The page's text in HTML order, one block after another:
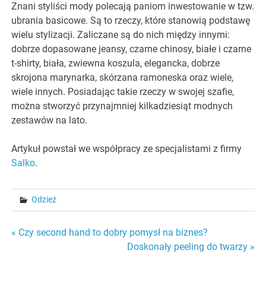
Znani styliści mody polecają paniom inwestowanie w tzw.
ubrania basicowe. Są to rzeczy, które stanowią podstawę
wielu stylizacji. Zaliczane są do nich między innymi:
dobrze dopasowane jeansy, czarne chinosy, białe i czarne
t-shirty, biała, zwiewna koszula, elegancka, dobrze
skrojona marynarka, skórzana ramoneska oraz wiele,
wiele innych. Posiadając takie rzeczy w swojej szafie,
można stworzyć przynajmniej kilkadziesiąt modnych
zestawów na lato.
Artykuł powstał we współpracy ze specjalistami z firmy
Salko.
Odzież
Nawigacja
« Czy second hand to dobry pomysł na biznes?
Doskonały peeling do twarzy »